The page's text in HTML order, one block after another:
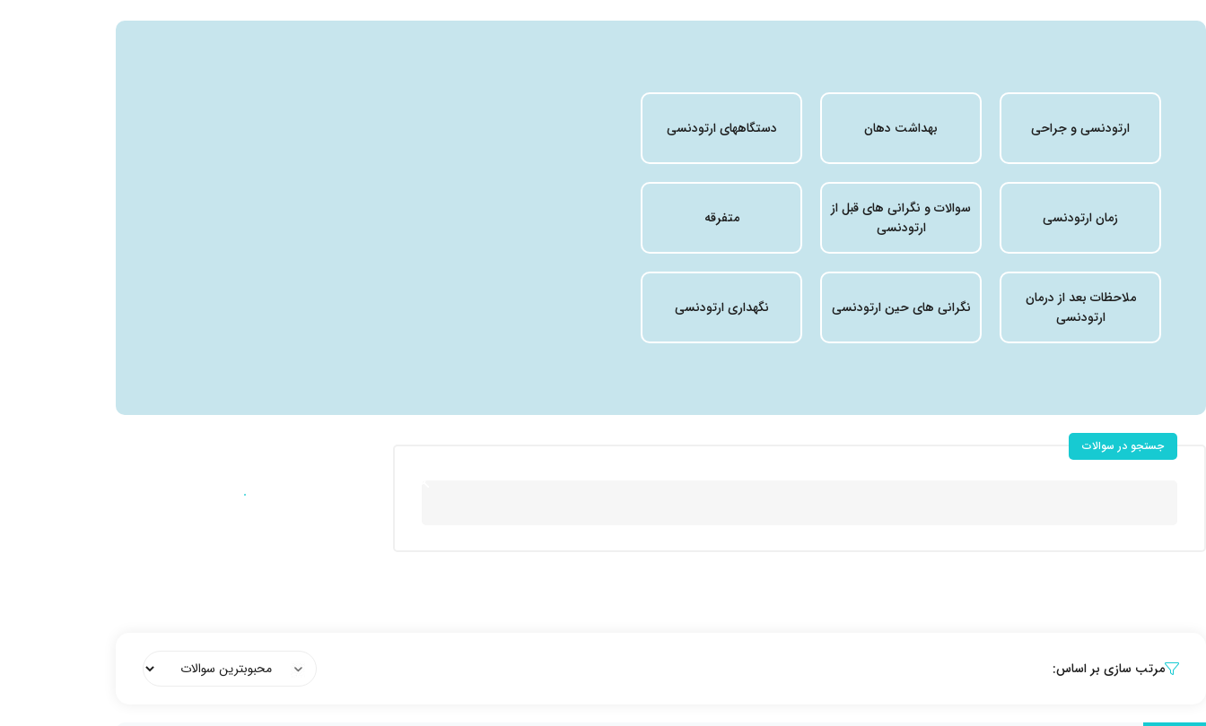
ارتودنسی و جراحی بهداشت دهان دستگاههای ارتودنسی
زمان ارتودنسی
سوالات و نگرانی های قبل از
ارتودنسی
متفرقه
ملاحظات بعد از درمان
ارتودنسی
نگرانی های حین ارتودنسی نگهداری ارتودنسی
جستجو در سوالات
مرتب سازی بر اساس: